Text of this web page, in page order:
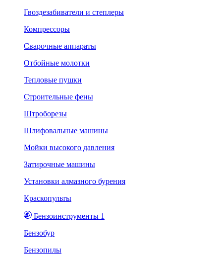
Гвоздезабиватели и степлеры
Компрессоры
Сварочные аппараты
Отбойные молотки
Тепловые пушки
Строительные фены
Штроборезы
Шлифовальные машины
Мойки высокого давления
Затирочные машины
Установки алмазного бурения
Краскопульты
Бензоинструменты 1
Бензобур
Бензопилы